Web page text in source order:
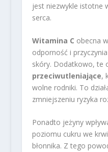
jest niezwykle istotne
serca.
Witamina C obecna
odporność i
skóry. Dodatkowo, te
przeciwutleniające,
wolne rodniki. To
zmniejszeniu ryzyka
Ponadto jeżyny
poziomu cukru we
błonnika. Z tego